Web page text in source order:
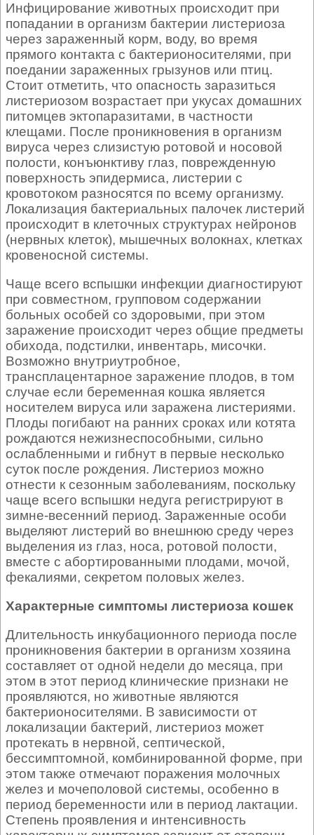
Инфицирование животных происходит при
попадании в организм бактерии листериоза
через зараженный корм, воду, во время
прямого контакта с бактерионосителями, при
поедании зараженных грызунов или птиц.
Стоит отметить, что опасность заразиться
листериозом возрастает при укусах домашних
питомцев эктопаразитами, в частности
клещами. После проникновения в организм
вируса через слизистую ротовой и носовой
полости, конъюнктиву глаз, поврежденную
поверхность эпидермиса, листерии с
кровотоком разносятся по всему организму.
Локализация бактериальных палочек листерий
происходит в клеточных структурах нейронов
(нервных клеток), мышечных волокнах, клетках
кровеносной системы.
Чаще всего вспышки инфекции диагностируют
при совместном, групповом содержании
больных особей со здоровыми, при этом
заражение происходит через общие предметы
обихода, подстилки, инвентарь, мисочки.
Возможно внутриутробное,
трансплацентарное заражение плодов, в том
случае если беременная кошка является
носителем вируса или заражена листериями.
Плоды погибают на ранних сроках или котята
рождаются нежизнеспособными, сильно
ослабленными и гибнут в первые несколько
суток после рождения. Листериоз можно
отнести к сезонным заболеваниям, поскольку
чаще всего вспышки недуга регистрируют в
зимне-весенний период. Зараженные особи
выделяют листерий во внешнюю среду через
выделения из глаз, носа, ротовой полости,
вместе с абортированными плодами, мочой,
фекалиями, секретом половых желез.
Характерные симптомы листериоза кошек
Длительность инкубационного периода после
проникновения бактерии в организм хозяина
составляет от одной недели до месяца, при
этом в этот период клинические признаки не
проявляются, но животные являются
бактерионосителями. В зависимости от
локализации бактерий, листериоз может
протекать в нервной, септической,
бессимптомной, комбинированной форме, при
этом также отмечают поражения молочных
желез и мочеполовой системы, особенно в
период беременности или в период лактации.
Степень проявления и интенсивность